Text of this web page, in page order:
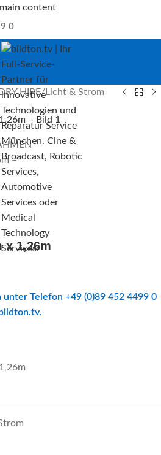
content
0
HIRE/Licht & Strom
x 1,26m
Telefon +49 (0)89 452 4499 0
.